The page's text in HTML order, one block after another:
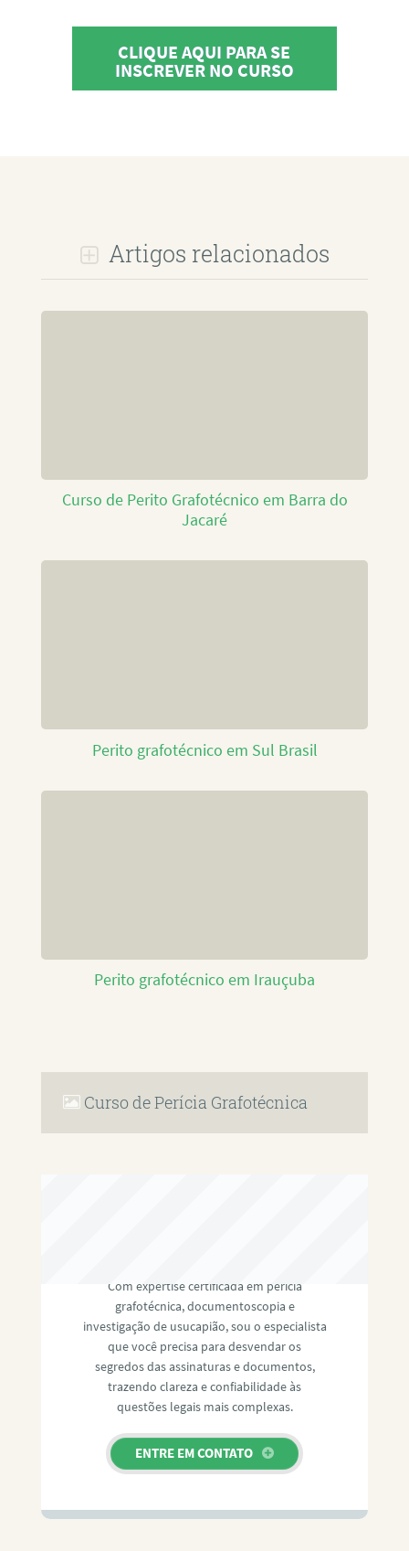
CLIQUE AQUI PARA SE
INSCREVER NO CURSO
Artigos relacionados
Curso de Perito Grafotécnico em Barra do
Jacaré
Perito grafotécnico em Sul Brasil
Perito grafotécnico em Irauçuba
Curso de Perícia Grafotécnica
Com expertise certificada em perícia
grafotécnica, documentoscopia e
investigação de usucapião, sou o especialista
que você precisa para desvendar os
segredos das assinaturas e documentos,
trazendo clareza e confiabilidade às
questões legais mais complexas.
ENTRE EM CONTATO